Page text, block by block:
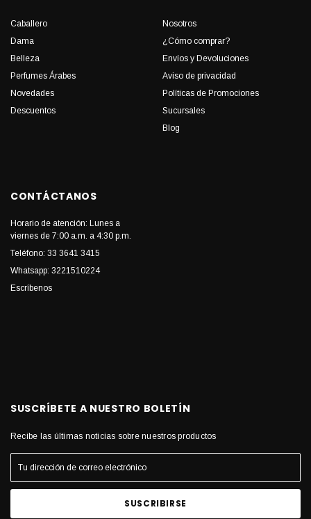
Caballero
Dama
Belleza
Perfumes Árabes
Novedades
Descuentos
Nosotros
¿Cómo comprar?
Envíos y Devoluciones
Aviso de privacidad
Políticas de Promociones
Sucursales
Blog
CONTÁCTANOS
Horario de atención: Lunes a
viernes de 7:00 a.m. a 4:30 p.m.
Teléfono: 33 3641 3415
Whatsapp: 3221510224
Escríbenos
SUSCRÍBETE A NUESTRO BOLETÍN
Recibe las últimas noticias sobre nuestros productos